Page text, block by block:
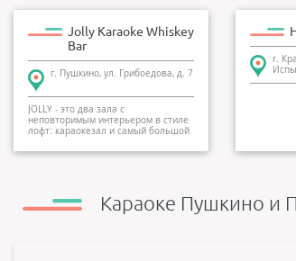
Jolly Karaoke Whiskey
Bar
г. Пушкино, ул. Грибоедова, д. 7
JOLLY - это два зала с
неповторимым интерьером в стиле
лофт: караокезал и самый большой
г.
Караоке Пушкино и